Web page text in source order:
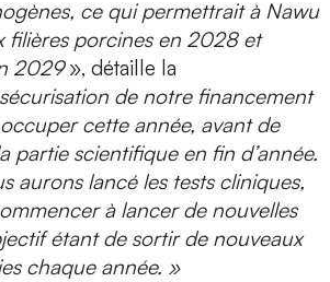
, ce qui permettrait à Nawu
filières porcines en 2028 et
2029 », détaille la
de notre financement
cette année, avant de
partie scientifique en fin d’année.
aurons lancé les tests cliniques,
à lancer de nouvelles
étant de sortir de nouveaux
chaque année. »